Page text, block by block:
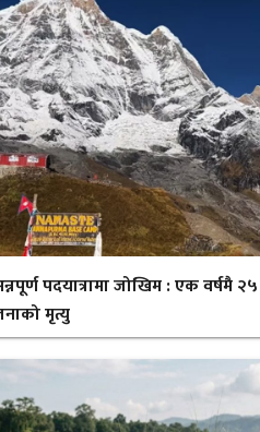
पदयात्रामा जोखिम : एक वर्षमै २५
मृत्यु